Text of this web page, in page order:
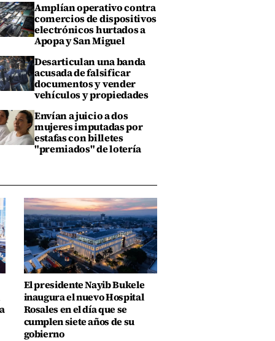
Amplían operativo contra
comercios de dispositivos
electrónicos hurtados a
Apopa y San Miguel
Desarticulan una banda
acusada de falsificar
documentos y vender
vehículos y propiedades
Envían a juicio a dos
mujeres imputadas por
estafas con billetes
"premiados" de lotería
El presidente Nayib Bukele
inaugura el nuevo Hospital
Rosales en el día que se
cumplen siete años de su
gobierno